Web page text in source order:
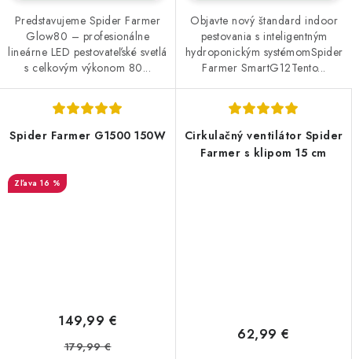
Predstavujeme Spider Farmer
Glow80 – profesionálne
lineárne LED pestovateľské svetlá
s celkovým výkonom 80...
Objavte nový štandard indoor
pestovania s inteligentným
hydroponickým systémomSpider
Farmer SmartG12Tento...
Spider Farmer G1500 150W
16 %
149,99 €
179,99 €
Cirkulačný ventilátor Spider
Farmer s klipom 15 cm
62,99 €